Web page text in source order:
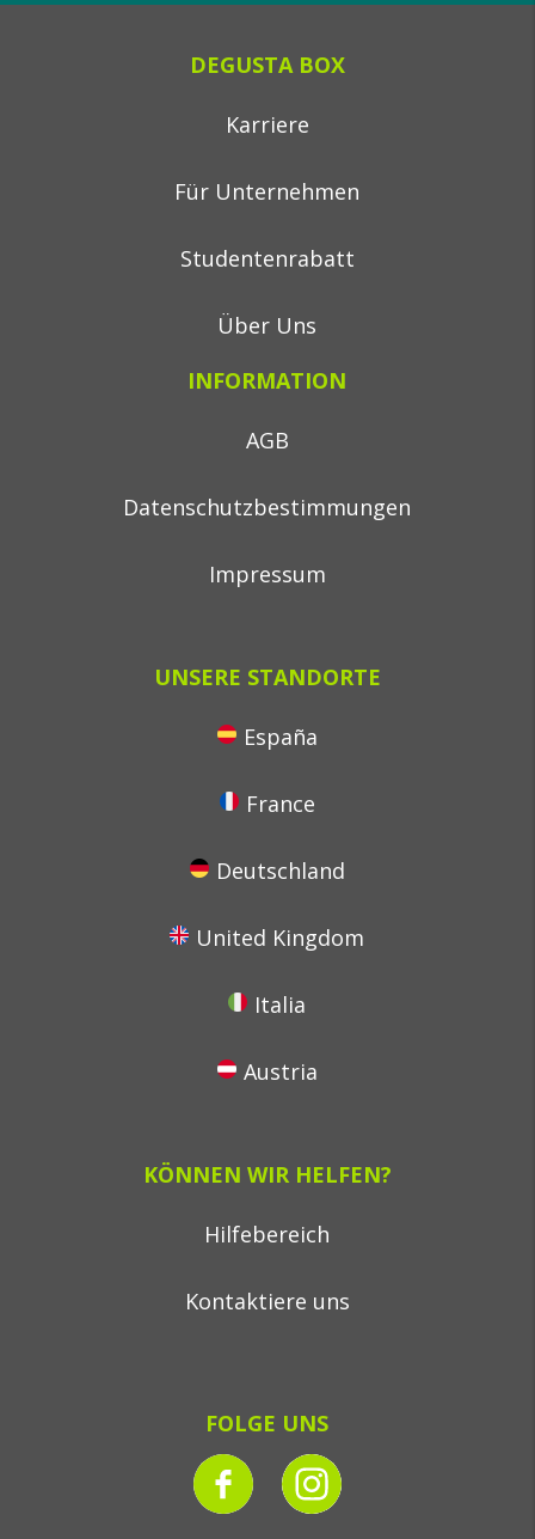
DEGUSTA BOX
Karriere
Für Unternehmen
Studentenrabatt
Über Uns
INFORMATION
AGB
Datenschutzbestimmungen
Impressum
UNSERE STANDORTE
España
France
Deutschland
United Kingdom
Italia
Austria
KÖNNEN WIR HELFEN?
Hilfebereich
Kontaktiere uns
FOLGE UNS